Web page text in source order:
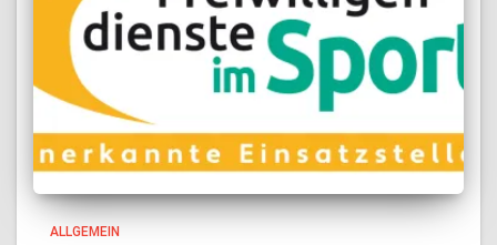
ALLGEMEIN